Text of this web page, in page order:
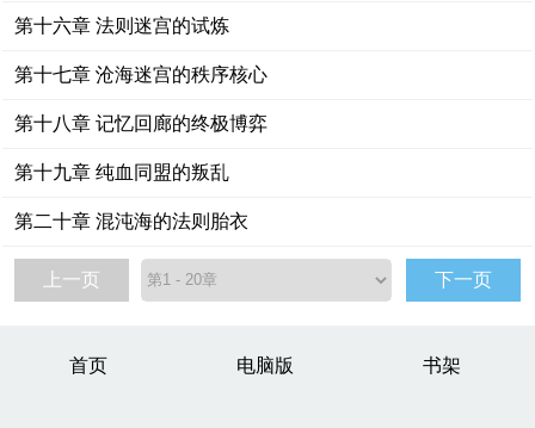
第十六章 法则迷宫的试炼
第十七章 沧海迷宫的秩序核心
第十八章 记忆回廊的终极博弈
第十九章 纯血同盟的叛乱
第二十章 混沌海的法则胎衣
上一页 下一页
首页 电脑版 书架